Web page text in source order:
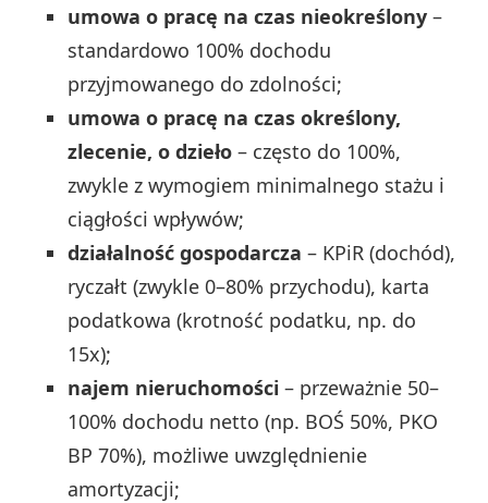
umowa o pracę na czas nieokreślony –
standardowo 100% dochodu
przyjmowanego do zdolności;
umowa o pracę na czas określony,
zlecenie, o dzieło – często do 100%,
zwykle z wymogiem minimalnego stażu i
ciągłości wpływów;
działalność gospodarcza – KPiR (dochód),
ryczałt (zwykle 0–80% przychodu), karta
podatkowa (krotność podatku, np. do
15x);
najem nieruchomości – przeważnie 50–
100% dochodu netto (np. BOŚ 50%, PKO
BP 70%), możliwe uwzględnienie
amortyzacji;